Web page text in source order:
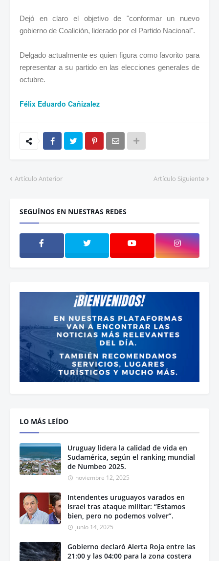
Dejó en claro el objetivo de "conformar un nuevo
gobierno de Coalición, liderado por el Partido Nacional".
Delgado actualmente es quien figura como favorito para
representar a su partido en las elecciones generales de
octubre.
Félix Eduardo Cañizalez
Artículo Anterior Artículo Siguiente
SEGUÍNOS EN NUESTRAS REDES
LO MÁS LEÍDO
Uruguay lidera la calidad de vida en
Sudamérica, según el ranking mundial
de Numbeo 2025.
noviembre 12, 2025
Intendentes uruguayos varados en
Israel tras ataque militar: “Estamos
bien, pero no podemos volver”.
junio 14, 2025
Gobierno declaró Alerta Roja entre las
21:00 y las 04:00 para la zona costera